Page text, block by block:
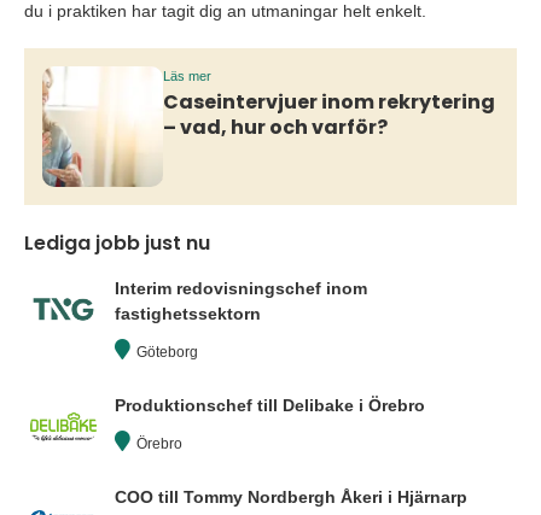
du i praktiken har tagit dig an utmaningar helt enkelt.
Läs mer
Caseintervjuer inom rekrytering
– vad, hur och varför?
Lediga jobb just nu
Interim redovisningschef inom
fastighetssektorn
Göteborg
Produktionschef till Delibake i Örebro
Örebro
COO till Tommy Nordbergh Åkeri i Hjärnarp